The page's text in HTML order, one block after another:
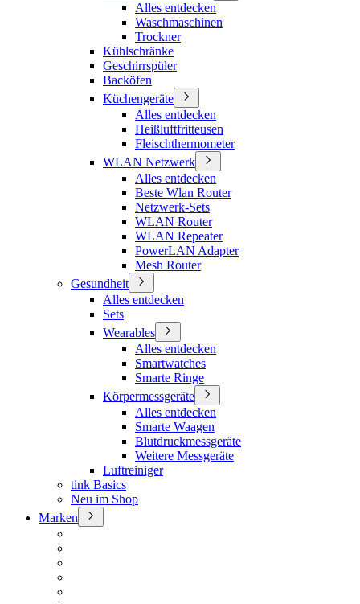
Alles entdecken
Waschmaschinen
Trockner
Kühlschränke
Geschirrspüler
Backöfen
Küchengeräte
Alles entdecken
Heißluftfritteusen
Fleischthermometer
WLAN Netzwerk
Alles entdecken
Beste Wlan Router
Netzwerk-Sets
WLAN Router
WLAN Repeater
PowerLAN Adapter
Mesh Router
Gesundheit
Alles entdecken
Sets
Wearables
Alles entdecken
Smartwatches
Smarte Ringe
Körpermessgeräte
Alles entdecken
Smarte Waagen
Blutdruckmessgeräte
Weitere Messgeräte
Luftreiniger
tink Basics
Neu im Shop
Marken